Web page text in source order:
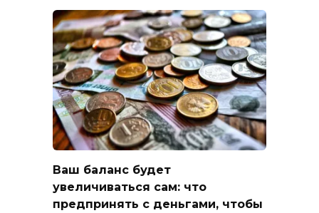
Ваш баланс будет
увеличиваться сам: что
предпринять с деньгами, чтобы